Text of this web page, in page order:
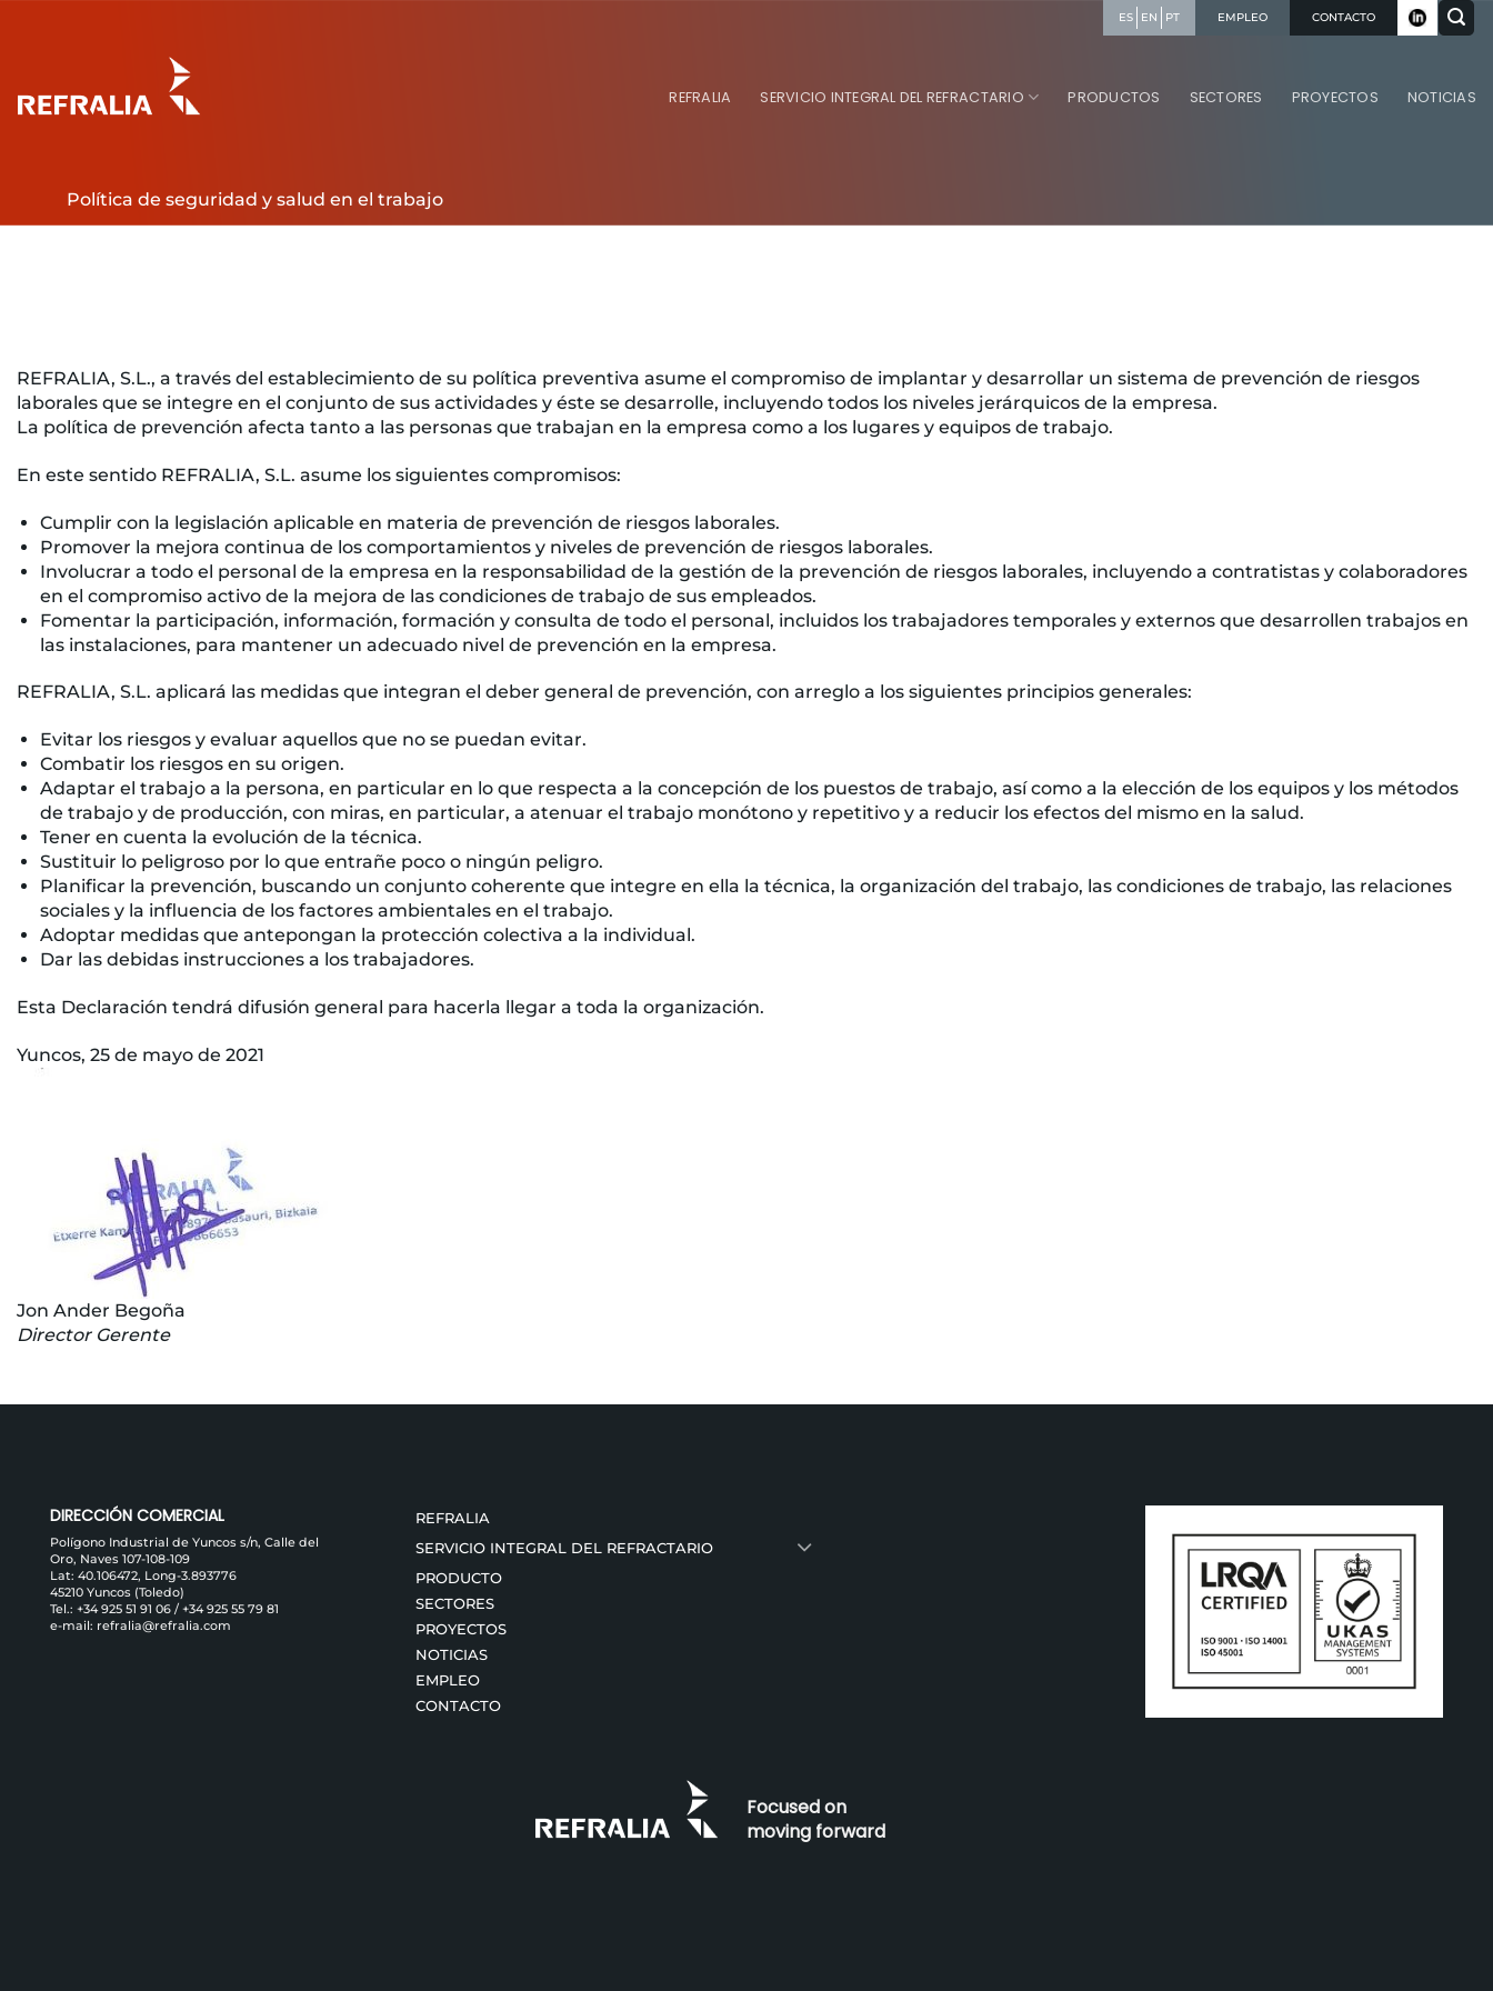
ES EN PT EMPLEO CONTACTO
REFRALIA SERVICIO INTEGRAL DEL REFRACTARIO PRODUCTOS SECTORES PROYECTOS NOTICIAS
Política de seguridad y salud en el trabajo
REFRALIA, S.L., a través del establecimiento de su política preventiva asume el compromiso de implantar y desarrollar un sistema de prevención de riesgos
laborales que se integre en el conjunto de sus actividades y éste se desarrolle, incluyendo todos los niveles jerárquicos de la empresa.
La política de prevención afecta tanto a las personas que trabajan en la empresa como a los lugares y equipos de trabajo.
En este sentido REFRALIA, S.L. asume los siguientes compromisos:
Cumplir con la legislación aplicable en materia de prevención de riesgos laborales.
Promover la mejora continua de los comportamientos y niveles de prevención de riesgos laborales.
Involucrar a todo el personal de la empresa en la responsabilidad de la gestión de la prevención de riesgos laborales, incluyendo a contratistas y colaboradores
en el compromiso activo de la mejora de las condiciones de trabajo de sus empleados.
Fomentar la participación, información, formación y consulta de todo el personal, incluidos los trabajadores temporales y externos que desarrollen trabajos en
las instalaciones, para mantener un adecuado nivel de prevención en la empresa.
REFRALIA, S.L. aplicará las medidas que integran el deber general de prevención, con arreglo a los siguientes principios generales:
Evitar los riesgos y evaluar aquellos que no se puedan evitar.
Combatir los riesgos en su origen.
Adaptar el trabajo a la persona, en particular en lo que respecta a la concepción de los puestos de trabajo, así como a la elección de los equipos y los métodos
de trabajo y de producción, con miras, en particular, a atenuar el trabajo monótono y repetitivo y a reducir los efectos del mismo en la salud.
Tener en cuenta la evolución de la técnica.
Sustituir lo peligroso por lo que entrañe poco o ningún peligro.
Planificar la prevención, buscando un conjunto coherente que integre en ella la técnica, la organización del trabajo, las condiciones de trabajo, las relaciones
sociales y la influencia de los factores ambientales en el trabajo.
Adoptar medidas que antepongan la protección colectiva a la individual.
Dar las debidas instrucciones a los trabajadores.
Esta Declaración tendrá difusión general para hacerla llegar a toda la organización.
Yuncos, 25 de mayo de 2021
Jon Ander Begoña
Director Gerente
DIRECCIÓN COMERCIAL
Polígono Industrial de Yuncos s/n, Calle del
Oro, Naves 107-108-109
Lat: 40.106472, Long-3.893776
45210 Yuncos (Toledo)
Tel.: +34 925 51 91 06 / +34 925 55 79 81
e-mail: refralia@refralia.com
REFRALIA
SERVICIO INTEGRAL DEL REFRACTARIO
PRODUCTO
SECTORES
PROYECTOS
NOTICIAS
EMPLEO
CONTACTO
Focused on
moving forward